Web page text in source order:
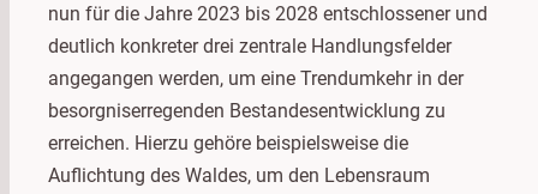
nun für die Jahre 2023 bis 2028 entschlossener und
deutlich konkreter drei zentrale Handlungsfelder
angegangen werden, um eine Trendumkehr in der
besorgniserregenden Bestandesentwicklung zu
erreichen. Hierzu gehöre beispielsweise die
Auflichtung des Waldes, um den Lebensraum